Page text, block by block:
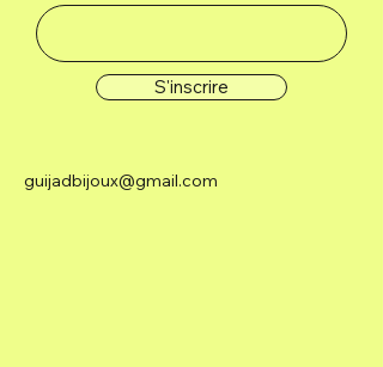
S'inscrire
guijadbijoux@gmail.com